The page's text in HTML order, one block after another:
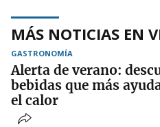
MÁS NOTICIAS EN
GASTRONOMÍA
Alerta de verano:
bebidas que más
el calor